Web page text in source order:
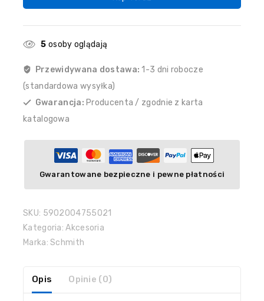
5 osoby oglądają
Przewidywana dostawa: 1-3 dni robocze
(standardowa wysyłka)
Gwarancja: Producenta / zgodnie z karta
katalogowa
Gwarantowane bezpieczne i pewne płatności
SKU: 5902004755021
Kategoria:Akcesoria
Marka:Schmith
Opis Opinie (0)